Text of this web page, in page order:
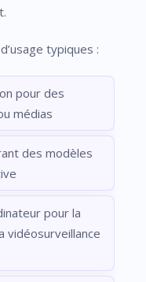
typiques :
pour des
médias
des modèles
pour la
vidéosurveillance